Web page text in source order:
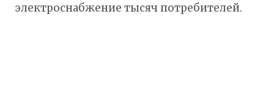
электроснабжение тысяч потребителей.